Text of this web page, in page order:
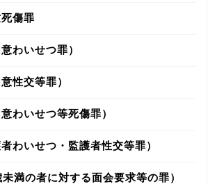
傷罪
わいせつ罪）
性交等罪）
わいせつ等死傷罪）
わいせつ・監護者性交等罪）
満の者に対する面会要求等の罪）